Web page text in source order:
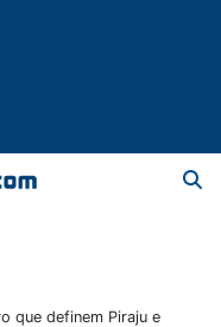
que definem Piraju e